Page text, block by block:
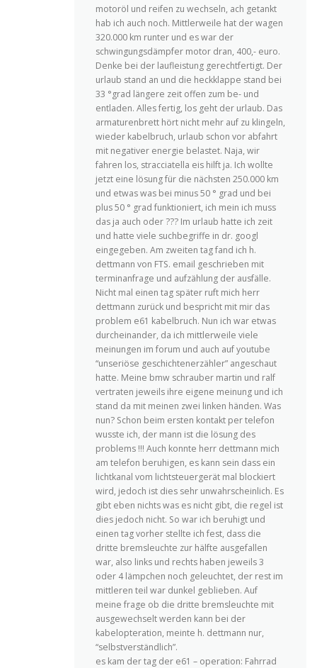
motoröl und reifen zu wechseln, ach getankt
hab ich auch noch. Mittlerweile hat der wagen
320.000 km runter und es war der
schwingungsdämpfer motor dran, 400,- euro.
Denke bei der laufleistung gerechtfertigt. Der
urlaub stand an und die heckklappe stand bei
33 °grad längere zeit offen zum be- und
entladen. Alles fertig, los geht der urlaub. Das
armaturenbrett hört nicht mehr auf zu klingeln,
wieder kabelbruch, urlaub schon vor abfahrt
mit negativer energie belastet. Naja, wir
fahren los, stracciatella eis hilft ja. Ich wollte
jetzt eine lösung für die nächsten 250.000 km
und etwas was bei minus 50 ° grad und bei
plus 50 ° grad funktioniert, ich mein ich muss
das ja auch oder ??? Im urlaub hatte ich zeit
und hatte viele suchbegriffe in dr. googl
eingegeben. Am zweiten tag fand ich h.
dettmann von FTS. email geschrieben mit
terminanfrage und aufzählung der ausfälle.
Nicht mal einen tag später ruft mich herr
dettmann zurück und bespricht mit mir das
problem e61 kabelbruch. Nun ich war etwas
durcheinander, da ich mittlerweile viele
meinungen im forum und auch auf youtube
“unseriöse geschichtenerzähler” angeschaut
hatte. Meine bmw schrauber martin und ralf
vertraten jeweils ihre eigene meinung und ich
stand da mit meinen zwei linken händen. Was
nun? Schon beim ersten kontakt per telefon
wusste ich, der mann ist die lösung des
problems !!! Auch konnte herr dettmann mich
am telefon beruhigen, es kann sein dass ein
lichtkanal vom lichtsteuergerät mal blockiert
wird, jedoch ist dies sehr unwahrscheinlich. Es
gibt eben nichts was es nicht gibt, die regel ist
dies jedoch nicht. So war ich beruhigt und
einen tag vorher stellte ich fest, dass die
dritte bremsleuchte zur hälfte ausgefallen
war, also links und rechts haben jeweils 3
oder 4 lämpchen noch geleuchtet, der rest im
mittleren teil war dunkel geblieben. Auf
meine frage ob die dritte bremsleuchte mit
ausgewechselt werden kann bei der
kabelopteration, meinte h. dettmann nur,
“selbstverständlich”.
es kam der tag der e61 – operation: Fahrrad